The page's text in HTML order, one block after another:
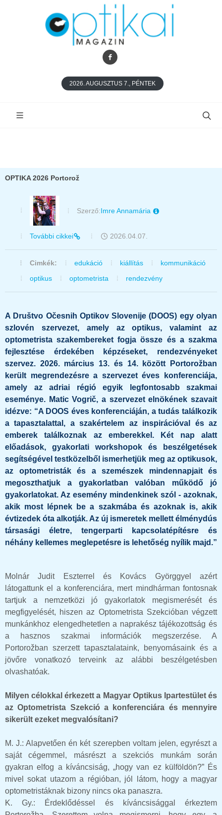
2026. AUGUSZTUS 7., PÉNTEK
OPTIKA 2026 Portorož
Szerző:Imre Annamária
További cikkei 2026.04.07.
Cimkék: edukáció kiállítás
kommunikáció
optikus
optometrista rendezvény
A Društvo Očesnih Optikov Slovenije (DOOS) egy olyan
szlovén szervezet, amely az optikus, valamint az
optometrista szakembereket fogja össze és a szakma
fejlesztése érdekében képzéseket, rendezvényeket
szervez. 2026. március 13. és 14. között Portorožban
került megrendezésre a szervezet éves konferenciája,
amely az adriai régió egyik legfontosabb szakmai
eseménye. Matic Vogrič, a szervezet elnökének szavait
idézve: “A DOOS éves konferenciáján, a tudás találkozik
a tapasztalattal, a szakértelem az inspirációval és az
emberek találkoznak az emberekkel. Két nap alatt
előadások, gyakorlati workshopok és beszélgetések
segítségével testközelből ismerhetjük meg az optikusok,
az optometristák és a szemészek mindennapjait és
megoszthatjuk a gyakorlatban valóban működő jó
gyakorlatokat. Az esemény mindenkinek szól - azoknak,
akik most lépnek be a szakmába és azoknak is, akik
évtizedek óta alkotják. Az új ismeretek mellett élménydús
társasági életre, tengerparti kapcsolatépítésre és
néhány kellemes meglepetésre is lehetőség nyílik majd.”
Molnár Judit Eszterrel és Kovács Györggyel azért
látogattunk el a konferenciára, mert mindhárman fontosnak
tartjuk a nemzetközi jó gyakorlatok megismerését és
megfigyelését, hiszen az Optometrista Szekcióban végzett
munkánkhoz elengedhetetlen a naprakész tájékozottság és
a hasznos szakmai információk megszerzése. A
Portorožban szerzett tapasztalataink, benyomásaink és a
jövőre vonatkozó terveink az alábbi beszélgetésben
olvashatóak.
Milyen célokkal érkezett a Magyar Optikus Ipartestület és
az Optometrista Szekció a konferenciára és mennyire
sikerült ezeket megvalósítani?
M. J.: Alapvetően én két szerepben voltam jelen, egyrészt a
saját cégemmel, másrészt a szekciós munkám során
gyakran elfog a kíváncsiság, „hogy van ez külföldön?” És
mivel sokat utazom a régióban, jól látom, hogy a magyar
optometristáknak bizony nincs oka panaszra.
K. Gy.: Érdeklődéssel és kíváncsisággal érkeztem